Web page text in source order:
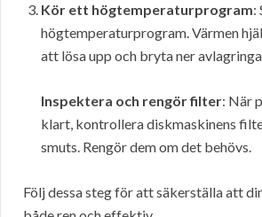
Kör ett högtemperaturprogram:
högtemperaturprogram. Värmen
att lösa upp och bryta ner
Inspektera och rengör filter: När
klart, kontrollera diskmaskinens
smuts. Rengör dem om det behövs.
Följ dessa steg för att säkerställa att